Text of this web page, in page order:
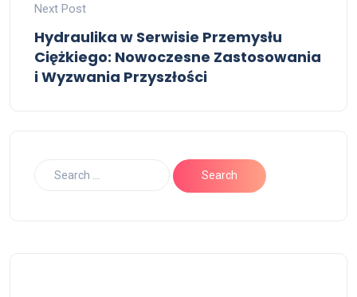
Next Post
Hydraulika w Serwisie Przemysłu
Ciężkiego: Nowoczesne Zastosowania
i Wyzwania Przyszłości